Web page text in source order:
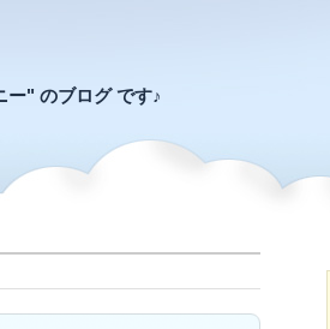
" のブログ です♪